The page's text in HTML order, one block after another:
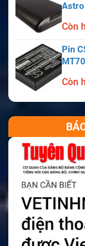
Còn
Pin
Còn